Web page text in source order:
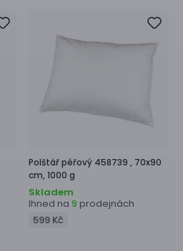
Polštář péřový 458739 , 70x90
cm, 1000 g
Skladem
Ihned na 9 prodejnách
599 Kč